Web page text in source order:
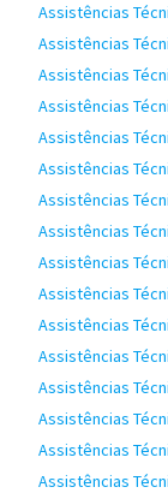
Assistências
Assistências
Assistências
Assistências
Assistências
Assistências
Assistências
Assistências
Assistências
Assistências
Assistências
Assistências
Assistências
Assistências
Assistências
Assistências